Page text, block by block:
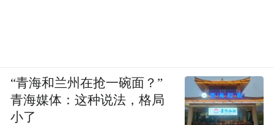
“青海和兰州在抢一碗面？”
青海媒体：这种说法，格局
小了